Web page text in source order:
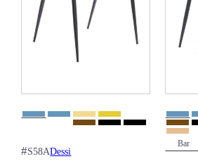
#S58ADessi
Bar